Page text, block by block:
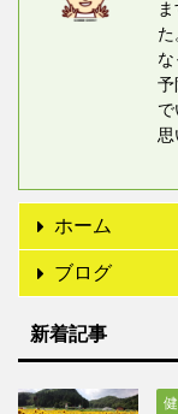
予
思
ホーム
ブログ
新着記事